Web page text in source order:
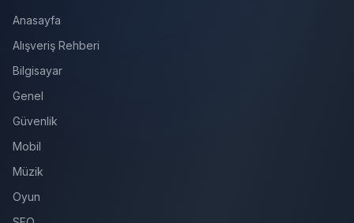
Anasayfa
Alışveriş Rehberi
Bilgisayar
Genel
Güvenlik
Mobil
Müzik
Oyun